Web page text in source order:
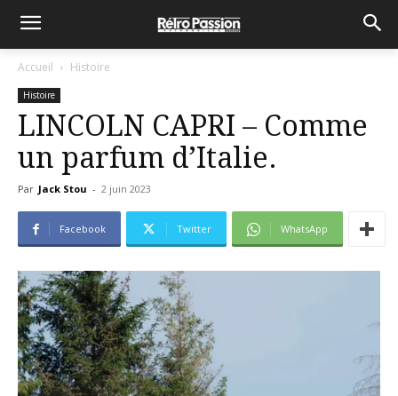
Accueil Histoire
Histoire
LINCOLN CAPRI – Comme
un parfum d’Italie.
Par Jack Stou - 2 juin 2023
Facebook Twitter WhatsApp